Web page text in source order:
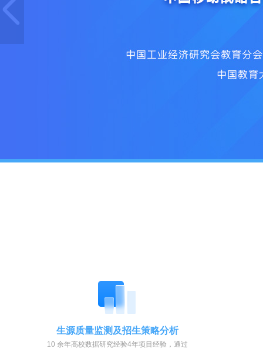
生源质量监测及招生策略分析
10 余年高校数据研究经验4年项目经验，通过